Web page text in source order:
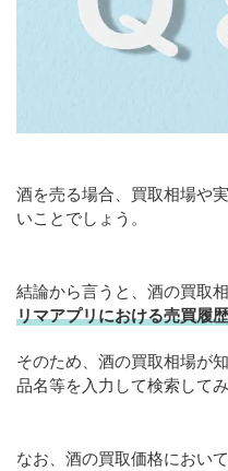
酒を売る場合、買取相場や
いことでしょう。
結論から言うと、酒の買取相
リマアプリにおける売買履
そのため、酒の買取相場が
品名等を入力して検索して
なお、酒の買取価格において